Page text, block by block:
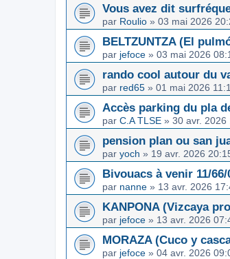
Vous avez dit
par Roulio » 03 mai 2026
BELTZUNTZA (El
par jefoce » 03 mai 2026
rando cool autour du
par red65 » 01 mai 2026
Accès parking du pla
par C.A TLSE » 30 avr. 2026
pension plan ou san
par yoch » 19 avr. 2026
Bivouacs à venir 11/66/
par nanne » 13 avr. 2026
KANPONA (Vizcaya
par jefoce » 13 avr. 2026
MORAZA (Cuco y
par jefoce » 04 avr. 2026